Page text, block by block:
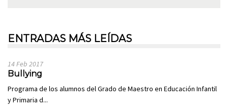
ENTRADAS MÁS LEÍDAS
14 Feb 2017
Bullying
Programa de los alumnos del Grado de Maestro en Educación Infantil
y Primaria d...